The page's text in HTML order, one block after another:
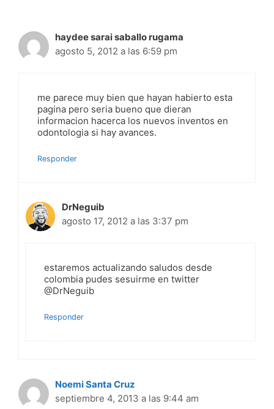
haydee sarai saballo rugama
agosto 5, 2012 a las 6:59 pm
me parece muy bien que hayan habierto esta
pagina pero seria bueno que dieran
informacion hacerca los nuevos inventos en
odontologia si hay avances.
Responder
DrNeguib
agosto 17, 2012 a las 3:37 pm
estaremos actualizando saludos desde
colombia pudes sesuirme en twitter
@DrNeguib
Responder
Noemi Santa Cruz
septiembre 4, 2013 a las 9:44 am